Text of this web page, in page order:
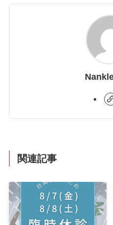
関連記事